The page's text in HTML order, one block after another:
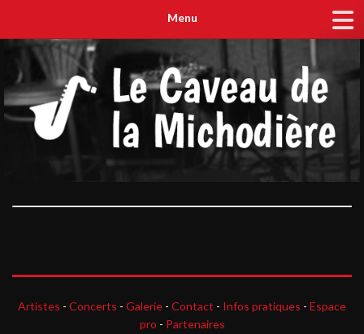
Menu
Artistes - Concerts - Galerie - Contact - Infos pratiques - Espace
pro - Partenaires